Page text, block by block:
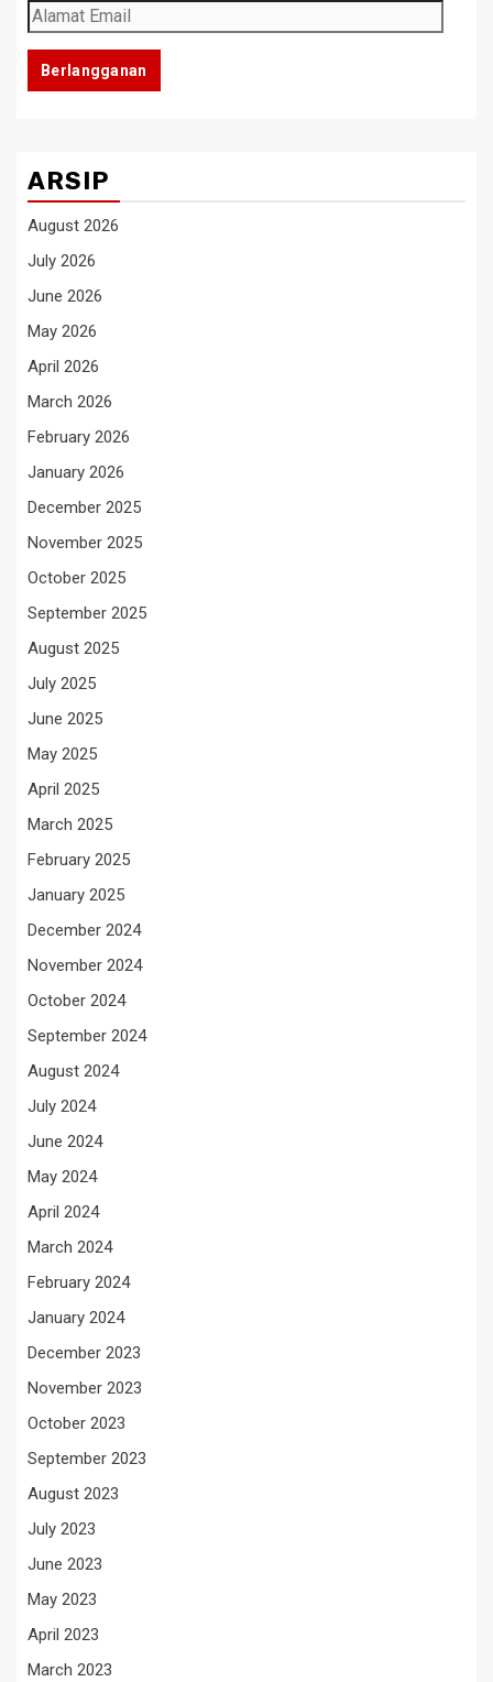
Alamat
Email
Berlangganan
ARSIP
August 2026
July 2026
June 2026
May 2026
April 2026
March 2026
February 2026
January 2026
December 2025
November 2025
October 2025
September 2025
August 2025
July 2025
June 2025
May 2025
April 2025
March 2025
February 2025
January 2025
December 2024
November 2024
October 2024
September 2024
August 2024
July 2024
June 2024
May 2024
April 2024
March 2024
February 2024
January 2024
December 2023
November 2023
October 2023
September 2023
August 2023
July 2023
June 2023
May 2023
April 2023
March 2023